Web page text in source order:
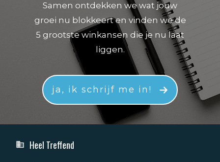
Samen ontdekken we wat jouw
groei nu blokkeert en vinden we de
5 grootste winkansen die je nu laat
liggen.
ja, ik schrijf me in!
Heel Treffend